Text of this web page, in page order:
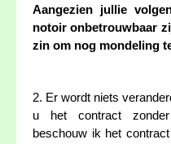
Aangezien jullie
notoir onbetrouwbaar
zin om nog mondeling
2. Er wordt niets
u het contract
beschouw ik het